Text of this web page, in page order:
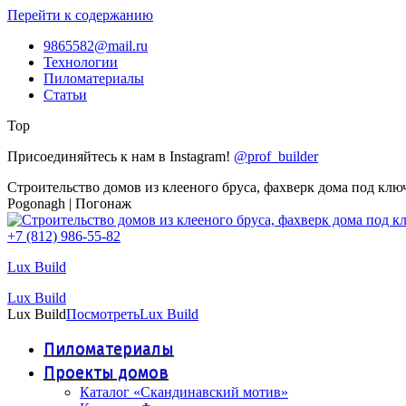
Перейти к содержанию
9865582@mail.ru
Технологии
Пиломатериалы
Статьи
Top
Присоединяйтесь к нам в Instagram! @prof_builder
Строительство домов из клееного бруса, фахверк дома под
Pogonagh | Погонаж
+7 (812) 986-55-82
Lux Build
Lux Build
Lux BuildПосмотретьLux Build
Пиломатериалы
Проекты домов
Каталог «Скандинавский мотив»